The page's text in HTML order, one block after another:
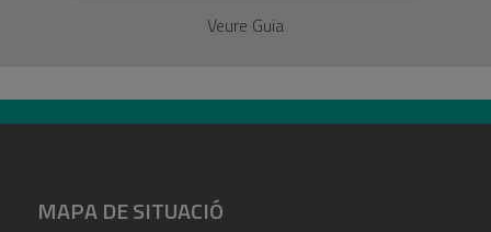
Veure Guia
MAPA DE SITUACIÓ